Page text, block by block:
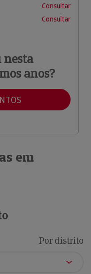
Consultar
Consultar
nesta
anos?
em
Por distrito